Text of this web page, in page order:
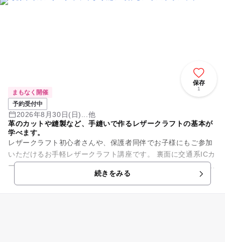
保存
1
まもなく開催
予約受付中
2026年8月30日(日)...他
革のカットや縫製など、手縫いで作るレザークラフトの基本が
学べます。
レザークラフト初心者さんや、保護者同伴でお子様にもご参加
いただけるお手軽レザークラフト講座です。 裏面に交通系ICカ
ードが入るポケットのあるスリムタイプの小物入れです。 スマ
続きをみる